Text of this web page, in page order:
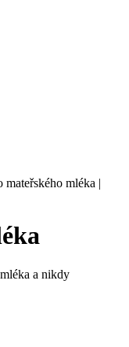
mléka |
a nikdy